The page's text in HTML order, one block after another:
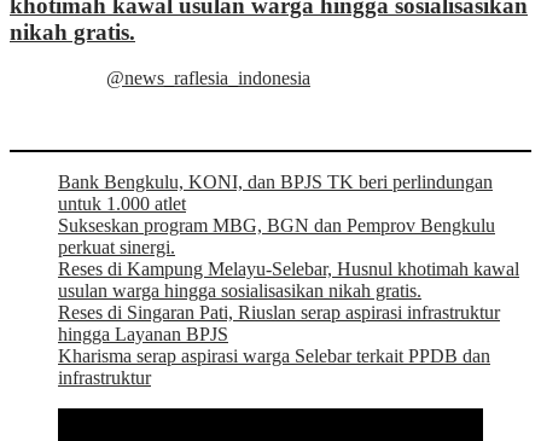
nikah gratis.
@news_raflesia_indonesia
Bank Bengkulu, KONI, dan BPJS TK beri perlindungan
untuk 1.000 atlet
Sukseskan program MBG, BGN dan Pemprov Bengkulu
perkuat sinergi.
Reses di Kampung Melayu-Selebar, Husnul khotimah kawal
usulan warga hingga sosialisasikan nikah gratis.
Reses di Singaran Pati, Riuslan serap aspirasi infrastruktur
hingga Layanan BPJS
Kharisma serap aspirasi warga Selebar terkait PPDB dan
infrastruktur